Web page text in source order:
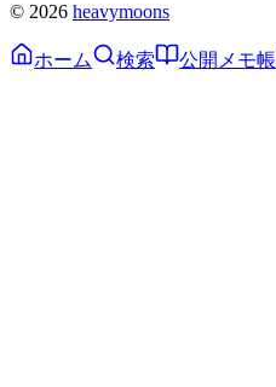
© 2026 heavymoons
ホーム 検索 公開メモ帳